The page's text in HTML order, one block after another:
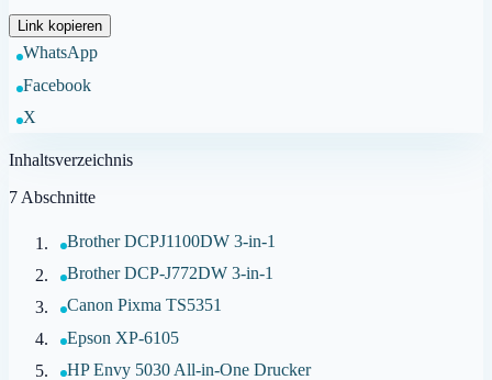
Link kopieren
WhatsApp
Facebook
X
Inhaltsverzeichnis
7Abschnitte
Brother DCPJ1100DW 3-in-1
Brother DCP-J772DW 3-in-1
Canon Pixma TS5351
Epson XP-6105
HP Envy 5030 All-in-One Drucker